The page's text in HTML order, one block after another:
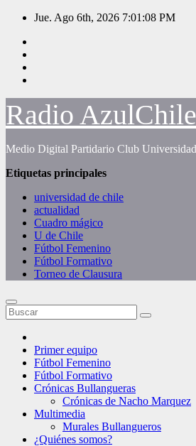
Saltar
contenido
Jue. Ago 6th, 2026 7:01:09 PM
Radio AzulChile
Medio Digital Partidario Club
Etiquetas principales
universidad de chile
actualidad
Cuadro mágico
U de Chile
Fútbol Femenino
Fútbol Formativo
Torneo de Clausura
Primer equipo
Fútbol Femenino
Fútbol Formativo
Crónicas Bullangueras
Crónicas de Nacho Marquez
Multimedia
Murales Bullangueros
¿Quiénes somos?